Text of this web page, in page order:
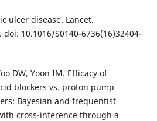
ulcer disease. Lancet.
doi: 10.1016/S0140-6736(16)32404-
DW, Yoon IM. Efficacy of
blockers vs. proton pump
Bayesian and frequentist
cross-inference through a